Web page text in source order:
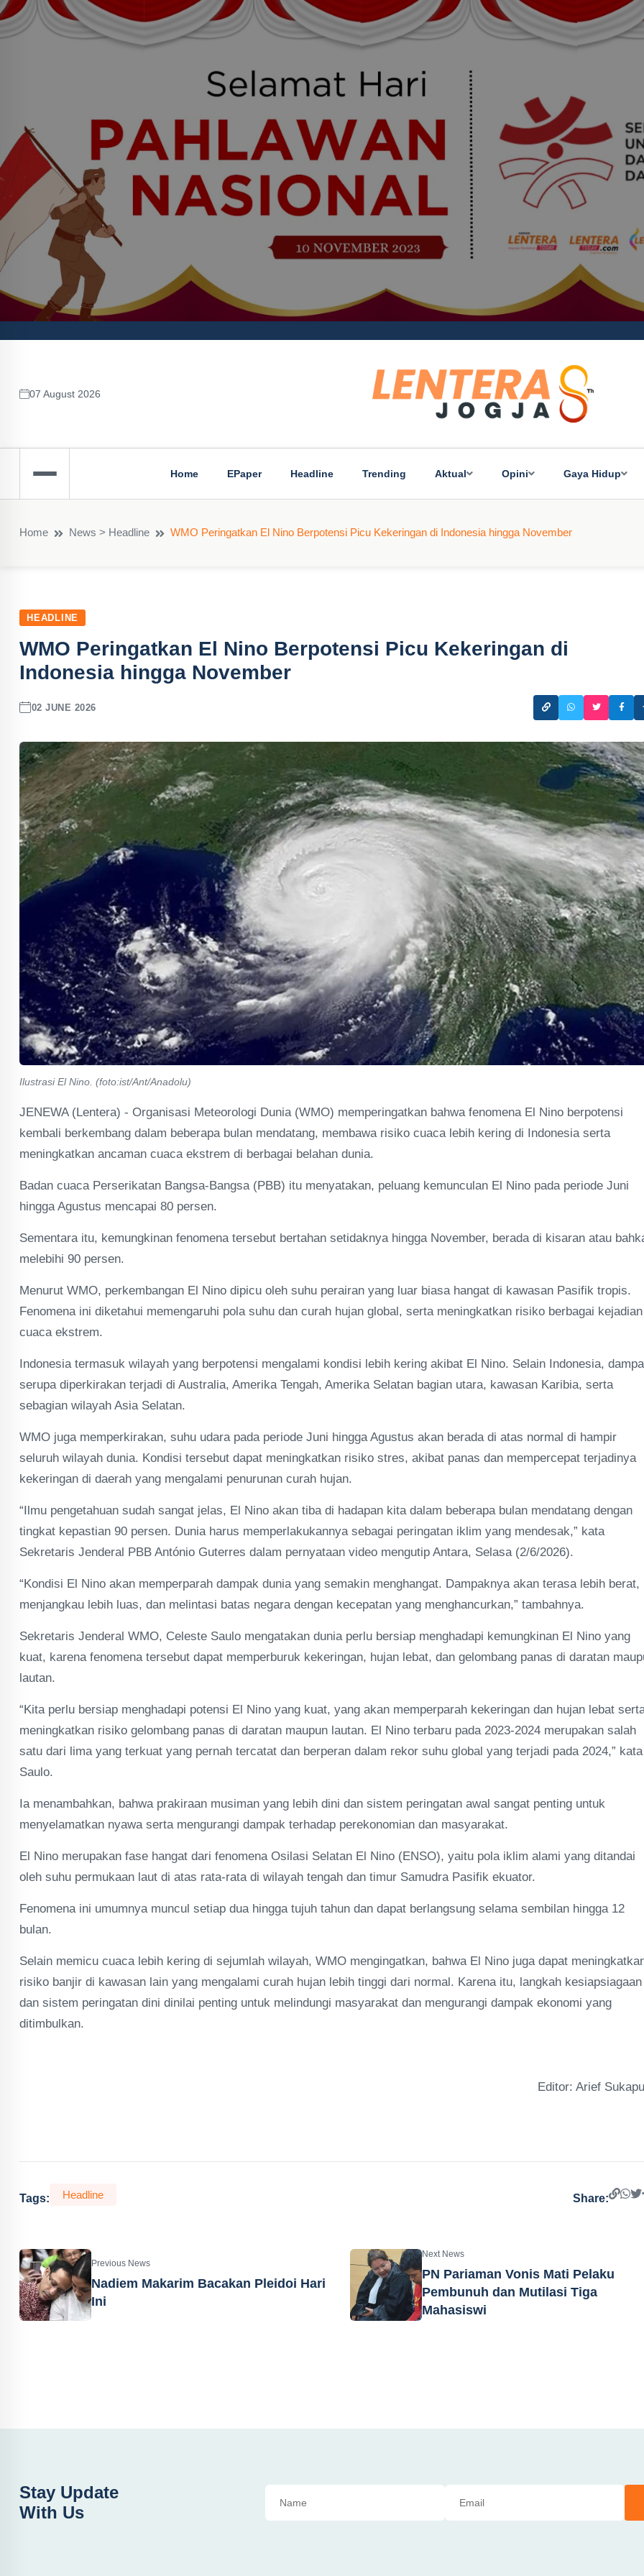
07 August 2026
Home EPaper Headline Trending Aktual Opini Gaya Hidup
Home News > Headline WMO Peringatkan El Nino Berpotensi Picu Kekeringan di Indonesia hingga November
HEADLINE
WMO Peringatkan El Nino Berpotensi Picu Kekeringan di
Indonesia hingga November
02 JUNE 2026
Ilustrasi El Nino. (foto:ist/Ant/Anadolu)
JENEWA (Lentera) - Organisasi Meteorologi Dunia (WMO) memperingatkan bahwa fenomena El Nino berpotensi
kembali berkembang dalam beberapa bulan mendatang, membawa risiko cuaca lebih kering di Indonesia serta
meningkatkan ancaman cuaca ekstrem di berbagai belahan dunia.
Badan cuaca Perserikatan Bangsa-Bangsa (PBB) itu menyatakan, peluang kemunculan El Nino pada periode Juni
hingga Agustus mencapai 80 persen.
Sementara itu, kemungkinan fenomena tersebut bertahan setidaknya hingga November, berada di kisaran atau
melebihi 90 persen.
Menurut WMO, perkembangan El Nino dipicu oleh suhu perairan yang luar biasa hangat di kawasan Pasifik tropis.
Fenomena ini diketahui memengaruhi pola suhu dan curah hujan global, serta meningkatkan risiko berbagai kejadian
cuaca ekstrem.
Indonesia termasuk wilayah yang berpotensi mengalami kondisi lebih kering akibat El Nino. Selain Indonesia,
serupa diperkirakan terjadi di Australia, Amerika Tengah, Amerika Selatan bagian utara, kawasan Karibia, serta
sebagian wilayah Asia Selatan.
WMO juga memperkirakan, suhu udara pada periode Juni hingga Agustus akan berada di atas normal di hampir
seluruh wilayah dunia. Kondisi tersebut dapat meningkatkan risiko stres, akibat panas dan mempercepat terjadinya
kekeringan di daerah yang mengalami penurunan curah hujan.
“Ilmu pengetahuan sudah sangat jelas, El Nino akan tiba di hadapan kita dalam beberapa bulan mendatang dengan
tingkat kepastian 90 persen. Dunia harus memperlakukannya sebagai peringatan iklim yang mendesak,” kata
Sekretaris Jenderal PBB António Guterres dalam pernyataan video mengutip Antara, Selasa (2/6/2026).
“Kondisi El Nino akan memperparah dampak dunia yang semakin menghangat. Dampaknya akan terasa lebih berat,
menjangkau lebih luas, dan melintasi batas negara dengan kecepatan yang menghancurkan,” tambahnya.
Sekretaris Jenderal WMO, Celeste Saulo mengatakan dunia perlu bersiap menghadapi kemungkinan El Nino yang
kuat, karena fenomena tersebut dapat memperburuk kekeringan, hujan lebat, dan gelombang panas di daratan
lautan.
“Kita perlu bersiap menghadapi potensi El Nino yang kuat, yang akan memperparah kekeringan dan hujan lebat
meningkatkan risiko gelombang panas di daratan maupun lautan. El Nino terbaru pada 2023-2024 merupakan salah
satu dari lima yang terkuat yang pernah tercatat dan berperan dalam rekor suhu global yang terjadi pada 2024,” kata
Saulo.
Ia menambahkan, bahwa prakiraan musiman yang lebih dini dan sistem peringatan awal sangat penting untuk
menyelamatkan nyawa serta mengurangi dampak terhadap perekonomian dan masyarakat.
El Nino merupakan fase hangat dari fenomena Osilasi Selatan El Nino (ENSO), yaitu pola iklim alami yang ditandai
oleh suhu permukaan laut di atas rata-rata di wilayah tengah dan timur Samudra Pasifik ekuator.
Fenomena ini umumnya muncul setiap dua hingga tujuh tahun dan dapat berlangsung selama sembilan hingga 12
bulan.
Selain memicu cuaca lebih kering di sejumlah wilayah, WMO mengingatkan, bahwa El Nino juga dapat
risiko banjir di kawasan lain yang mengalami curah hujan lebih tinggi dari normal. Karena itu, langkah kesiapsiagaan
dan sistem peringatan dini dinilai penting untuk melindungi masyarakat dan mengurangi dampak ekonomi yang
ditimbulkan.
Editor: Arief
Tags: Headline Share:
Previous News
Nadiem Makarim Bacakan Pleidoi Hari
Ini
Next News
PN Pariaman Vonis Mati Pelaku
Pembunuh dan Mutilasi Tiga
Mahasiswi
Stay Update
With Us